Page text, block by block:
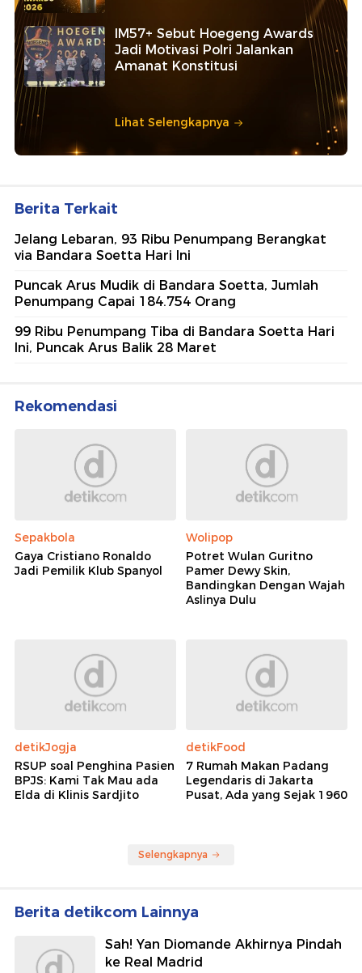
IM57+ Sebut Hoegeng Awards
Jadi Motivasi Polri Jalankan
Amanat Konstitusi
Lihat Selengkapnya
Berita Terkait
Jelang Lebaran, 93 Ribu Penumpang Berangkat
via Bandara Soetta Hari Ini
Puncak Arus Mudik di Bandara Soetta, Jumlah
Penumpang Capai 184.754 Orang
99 Ribu Penumpang Tiba di Bandara Soetta Hari
Ini, Puncak Arus Balik 28 Maret
Rekomendasi
Sepakbola
Gaya Cristiano Ronaldo
Jadi Pemilik Klub Spanyol
Wolipop
Potret Wulan Guritno
Pamer Dewy Skin,
Bandingkan Dengan Wajah
Aslinya Dulu
detikJogja
RSUP soal Penghina Pasien
BPJS: Kami Tak Mau ada
Elda di Klinis Sardjito
detikFood
7 Rumah Makan Padang
Legendaris di Jakarta
Pusat, Ada yang Sejak 1960
Selengkapnya
Berita detikcom Lainnya
Sah! Yan Diomande Akhirnya Pindah
ke Real Madrid